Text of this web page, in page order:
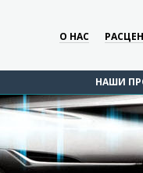
О НАС
НАШИ